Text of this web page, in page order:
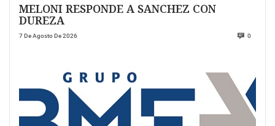
MELONI RESPONDE A SANCHEZ CON
DUREZA
7 De Agosto De 2026 0